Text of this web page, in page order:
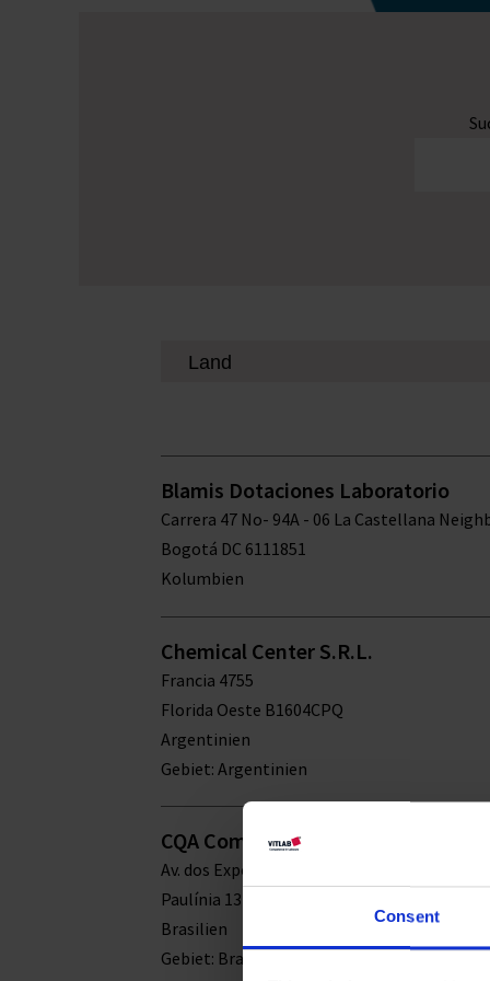
Consent
Blamis Dotaciones Laboratorio
Carrera 47 No- 94A - 06 La Castellana
Bogotá DC 6111851
Kolumbien
Chemical Center S.R.L.
Francia 4755
Florida Oeste B1604CPQ
Argentinien
Gebiet: Argentinien
CQA Comercial Quimica Americana
Av. dos Expedicionários, 1212 - Jardim Vista
Paulínia 13140-000
Brasilien
Gebiet: Brasilien